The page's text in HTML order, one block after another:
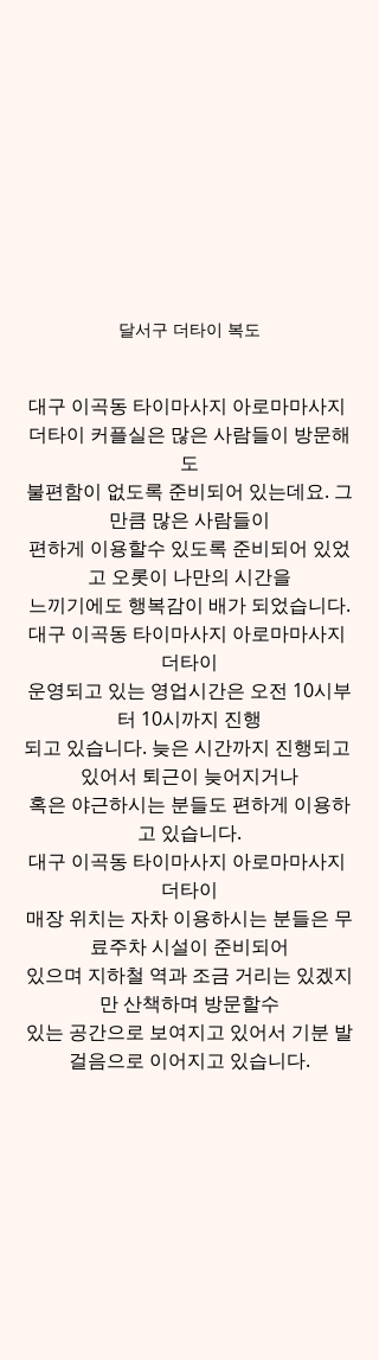
달서구 더타이 복도
대구 이곡동 타이마사지 아로마마사지
더타이 커플실은 많은 사람들이 방문해
도
불편함이 없도록 준비되어 있는데요. 그
만큼 많은 사람들이
편하게 이용할수 있도록 준비되어 있었
고 오롯이 나만의 시간을
느끼기에도 행복감이 배가 되었습니다.
대구 이곡동 타이마사지 아로마마사지
더타이
운영되고 있는 영업시간은 오전 10시부
터 10시까지 진행
되고 있습니다. 늦은 시간까지 진행되고
있어서 퇴근이 늦어지거나
혹은 야근하시는 분들도 편하게 이용하
고 있습니다.
대구 이곡동 타이마사지 아로마마사지
더타이
매장 위치는 자차 이용하시는 분들은 무
료주차 시설이 준비되어
있으며 지하철 역과 조금 거리는 있겠지
만 산책하며 방문할수
있는 공간으로 보여지고 있어서 기분 발
걸음으로 이어지고 있습니다.